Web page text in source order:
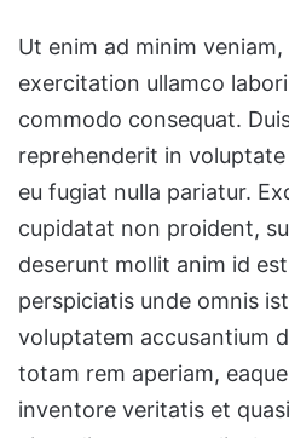
Ut enim ad minim
exercitation ullamco
commodo consequat.
reprehenderit in
eu fugiat nulla pariatur.
cupidatat non proident,
deserunt mollit anim id
perspiciatis unde omnis
voluptatem accusantium
totam rem aperiam,
inventore veritatis et